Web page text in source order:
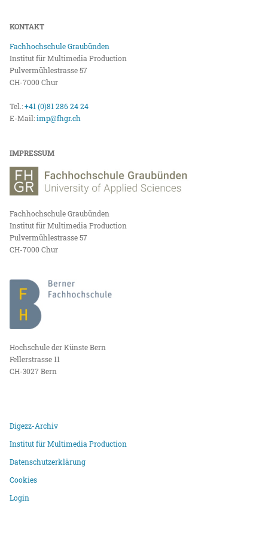
KONTAKT
Fachhochschule Graubünden
Institut für Multimedia Production
Pulvermühlestrasse 57
CH-7000 Chur
Tel.:+41 (0)81 286 24 24
E-Mail:imp@fhgr.ch
IMPRESSUM
Fachhochschule Graubünden
Institut für Multimedia Production
Pulvermühlestrasse 57
CH-7000 Chur
Hochschule der Künste Bern
Fellerstrasse 11
CH-3027 Bern
Digezz-Archiv
Institut für Multimedia Production
Datenschutzerklärung
Cookies
Login